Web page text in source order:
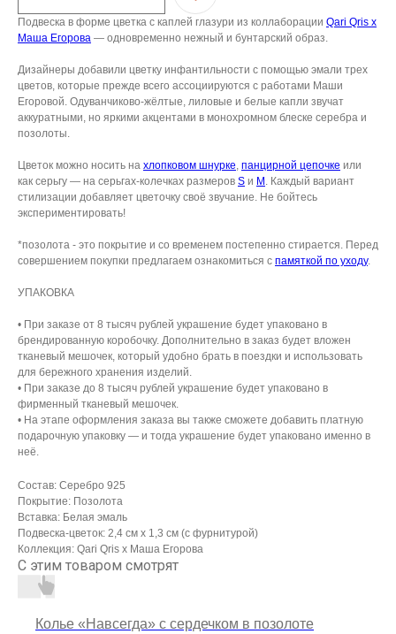
Подвеска в форме цветка с каплей глазури из коллаборации Qari Qris x
Маша Егорова — одновременно нежный и бунтарский образ.
Дизайнеры добавили цветку инфантильности с помощью эмали трех
цветов, которые прежде всего ассоциируются с работами Маши
Егоровой. Одуванчиково-жёлтые, лиловые и белые капли звучат
аккуратными, но яркими акцентами в монохромном блеске серебра и
позолоты.
Цветок можно носить на хлопковом шнурке, панцирной цепочке или
как серьгу — на серьгах-колечках размеров S и M . Каждый вариант
стилизации добавляет цветочку своё звучание. Не бойтесь
экспериментировать!
*позолота - это покрытие и со временем постепенно стирается. Перед
совершением покупки предлагаем ознакомиться с памяткой по уходу.
УПАКОВКА
• При заказе от 8 тысяч рублей украшение будет упаковано в
брендированную коробочку. Дополнительно в заказ будет вложен
тканевый мешочек, который удобно брать в поездки и использовать
для бережного хранения изделий.
• При заказе до 8 тысяч рублей украшение будет упаковано в
фирменный тканевый мешочек.
• На этапе оформления заказа вы также сможете добавить платную
подарочную упаковку — и тогда украшение будет упаковано именно в
неё.
Состав: Серебро 925
Покрытие: Позолота
Вставка: Белая эмаль
Подвеска-цветок: 2,4 см х 1,3 см (с фурнитурой)
Коллекция: Qari Qris x Маша Егорова
С этим товаром смотрят
Колье «Навсегда» с сердечком в позолоте
ДАННЫХ
ПОЛИТИКА
КОНФИДЕНЦИАЛЬНОСТИ
ИП СЕЛИВОХИН М.Ю.